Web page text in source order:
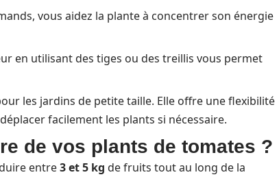
vous aidez la plante à concentrer son énergie
en utilisant des tiges ou des treillis vous permet
les jardins de petite taille. Elle offre une flexibilité
facilement les plants si nécessaire.
de vos plants de tomates ?
entre3 et 5 kg de fruits tout au long de la